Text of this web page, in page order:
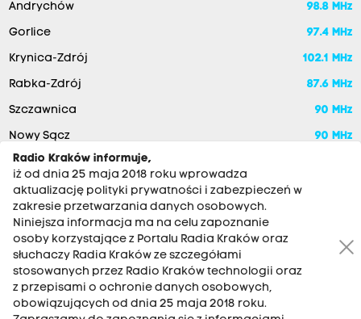
Andrychów 98.8 MHz
Gorlice 97.4 MHz
Krynica-Zdrój 102.1 MHz
Rabka-Zdrój 87.6 MHz
Szczawnica 90 MHz
Nowy Sącz 90 MHz
RADIO KRAKÓW SA. Aleja Juliusza Słowackiego 22, 30-007
Kraków
Radio Kraków informuje,
iż od dnia 25 maja 2018 roku wprowadza
aktualizację polityki prywatności i zabezpieczeń w
zakresie przetwarzania danych osobowych.
Niniejsza informacja ma na celu zapoznanie
osoby korzystające z Portalu Radia Kraków oraz
słuchaczy Radia Kraków ze szczegółami
stosowanych przez Radio Kraków technologii oraz
z przepisami o ochronie danych osobowych,
obowiązujących od dnia 25 maja 2018 roku.